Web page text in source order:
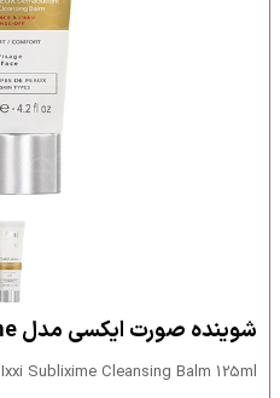
شوینده صورت ایکسی مدل Sublixime حجم 125 میل
Ixxi Sublixime Cleansing Balm 125ml